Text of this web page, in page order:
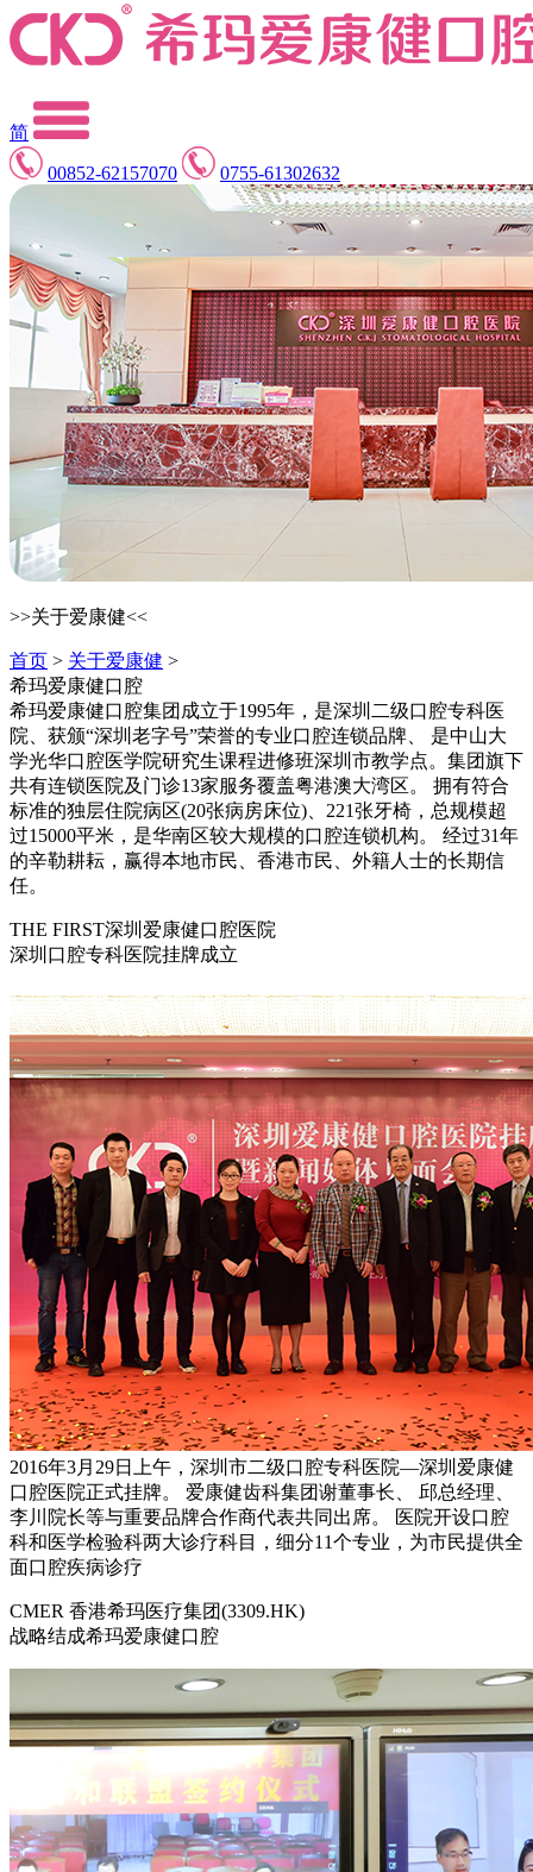
简
00852-62157070
0755-61302632
>>关于爱康健<<
首页 > 关于爱康健 >
希玛爱康健口腔
希玛爱康健口腔集团成立于1995年，是深圳二级口腔专科医
院、获颁“深圳老字号”荣誉的专业口腔连锁品牌、 是中山大
学光华口腔医学院研究生课程进修班深圳市教学点。集团旗下
共有连锁医院及门诊13家服务覆盖粤港澳大湾区。 拥有符合
标准的独层住院病区(20张病房床位)、221张牙椅，总规模超
过15000平米，是华南区较大规模的口腔连锁机构。 经过31年
的辛勒耕耘，赢得本地市民、香港市民、外籍人士的长期信
任。
THE FIRST深圳爱康健口腔医院
深圳口腔专科医院挂牌成立
2016年3月29日上午，深圳市二级口腔专科医院—深圳爱康健
口腔医院正式挂牌。 爱康健齿科集团谢董事长、 邱总经理、
李川院长等与重要品牌合作商代表共同出席。 医院开设口腔
科和医学检验科两大诊疗科目，细分11个专业，为市民提供全
面口腔疾病诊疗
CMER 香港希玛医疗集团(3309.HK)
战略结成希玛爱康健口腔